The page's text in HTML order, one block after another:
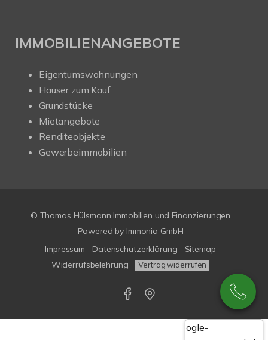
IMMOBILIENANGEBOTE
Eigentumswohnungen
Häuser zum Kauf
Grundstücke
Mietangebote
Renditeobjekte
Gewerbeimmobilien
© Thomas Hülsmann Immobilien und Finanzierungen
Powered by Immonia GmbH
Impressum
Datenschutzerklärung
Sitemap
Widerrufsbelehrung
Vertrag widerrufen
Google-